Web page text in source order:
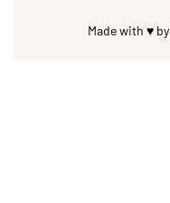
Made with ♥ by